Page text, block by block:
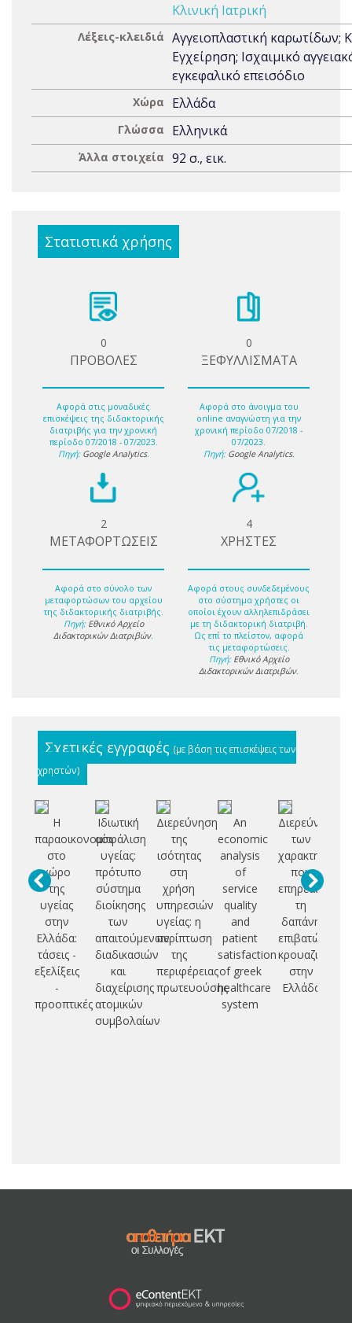
Κλινική Ιατρική
Λέξεις-κλειδιά Αγγειοπλαστική καρωτίδων;
Εγχείρηση; Ισχαιμικό
εγκεφαλικό επεισόδιο
Χώρα Ελλάδα
Γλώσσα Ελληνικά
Άλλα στοιχεία 92 σ., εικ.
Στατιστικά χρήσης
0
ΠΡΟΒΟΛΕΣ
Αφορά στις μοναδικές
επισκέψεις της διδακτορικής
διατριβής για την χρονική
περίοδο 07/2018 - 07/2023.
Πηγή: Google Analytics.
0
ΞΕΦΥΛΛΙΣΜΑΤΑ
Αφορά στο άνοιγμα του
online αναγνώστη για την
χρονική περίοδο 07/2018 -
07/2023.
Πηγή: Google Analytics.
2
ΜΕΤΑΦΟΡΤΩΣΕΙΣ
Αφορά στο σύνολο των
μεταφορτώσων του αρχείου
της διδακτορικής διατριβής.
Πηγή: Εθνικό Αρχείο
Διδακτορικών Διατριβών.
4
ΧΡΗΣΤΕΣ
Αφορά στους συνδεδεμένους
στο σύστημα χρήστες οι
οποίοι έχουν αλληλεπιδράσει
με τη διδακτορική διατριβή.
Ως επί το πλείστον, αφορά
τις μεταφορτώσεις.
Πηγή: Εθνικό Αρχείο
Διδακτορικών Διατριβών.
Σχετικές εγγραφές (με βάση τις επισκέψεις των
χρηστών)
Η
παραοικονομία
στο
χώρο
της
υγείας
στην
Ελλάδα:
τάσεις -
εξελίξεις
-
προοπτικές
Ιδιωτική
ασφάλιση
υγείας:
πρότυπο
σύστημα
διοίκησης
των
απαιτούμενων
διαδικασιών
και
διαχείρισης
ατομικών
συμβολαίων
Διερεύνηση
της
ισότητας
στη
χρήση
υπηρεσιών
υγείας: η
περίπτωση
της
περιφέρειας
πρωτευούσης
An
economic
analysis
of
service
quality
and
patient
satisfaction
of greek
healthcare
system
Διερεύνηση
των
που
επηρεάζουν
τη
δαπάνη
επιβατών
κρουαζιέρας
στην
Ελλάδα